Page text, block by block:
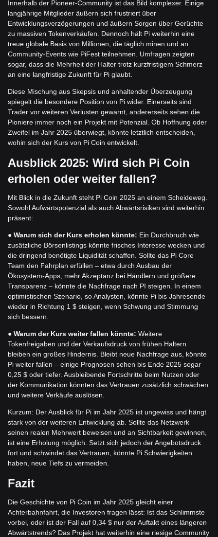
Innerhalb der Pioneer-Community ist das Bild komplexer. Einige
langjährige Mitglieder äußern sich frustriert über
Entwicklungsverzögerungen und äußern Sorgen über Gerüchte
zu massiven Tokenverkäufen. Dennoch hält Pi weiterhin eine
treue globale Basis von Millionen, die täglich minen und an
Community-Events wie PiFest teilnehmen. Umfragen zeigten
sogar, dass die Mehrheit der Halter trotz kurzfristigem Schmerz
an eine langfristige Zukunft für Pi glaubt.
Diese Mischung aus Skepsis und anhaltender Überzeugung
spiegelt die besondere Position von Pi wider. Einerseits sind
Trader vor weiteren Verlusten gewarnt, andererseits sehen die
Pioniere immer noch ein Projekt mit Potenzial. Ob Hoffnung oder
Zweifel im Jahr 2025 überwiegt, könnte letztlich entscheiden,
wohin sich der Kurs von Pi Coin entwickelt.
Ausblick 2025: Wird sich Pi Coin
erholen oder weiter fallen?
Mit Blick in die Zukunft steht Pi Coin 2025 an einem Scheideweg.
Sowohl Aufwärtspotenzial als auch Abwärtsrisiken sind weiterhin
präsent:
● Warum sich der Kurs erholen könnte: Ein Durchbruch wie
zusätzliche Börsenlistings könnte frisches Interesse wecken und
die dringend benötigte Liquidität schaffen. Sollte das Pi Core
Team den Fahrplan erfüllen – etwa durch Ausbau der
Ökosystem-Apps, mehr Akzeptanz bei Händlern und größere
Transparenz – könnte die Nachfrage nach PI steigen. In einem
optimistischen Szenario, so Analysten, könnte Pi bis Jahresende
wieder in Richtung 1 $ steigen, wenn Schwung und Stimmung
sich bessern.
● Warum der Kurs weiter fallen könnte: Weitere
Tokenfreigaben und der Verkaufsdruck von frühen Haltern
bleiben ein großes Hindernis. Bleibt neue Nachfrage aus, könnte
Pi weiter fallen – einige Prognosen sehen bis Ende 2025 sogar
0,25 $ oder tiefer. Ausbleibende Fortschritte beim Nutzen oder
der Kommunikation könnten das Vertrauen zusätzlich schwächen
und weitere Verkäufe auslösen.
Kurzum: Der Ausblick für Pi im Jahr 2025 ist ungewiss und hängt
stark von der weiteren Entwicklung ab. Sollte das Netzwerk
seinen realen Mehrwert beweisen und an Sichtbarkeit gewinnen,
ist eine Erholung möglich. Setzt sich jedoch der Angebotsdruck
fort und schwindet das Vertrauen, könnte Pi Schwierigkeiten
haben, neue Tiefs zu vermeiden.
Fazit
Die Geschichte von Pi Coin im Jahr 2025 gleicht einer
Achterbahnfahrt, die Investoren fragen lässt: Ist das Schlimmste
vorbei, oder ist der Fall auf 0,34 $ nur der Auftakt eines längeren
Abwärtstrends? Das Projekt hat weiterhin eine riesige Community